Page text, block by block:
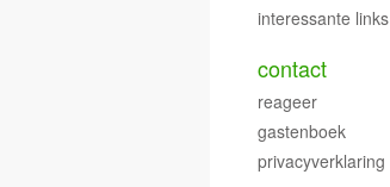
interessante links
contact
reageer
gastenboek
privacyverklaring